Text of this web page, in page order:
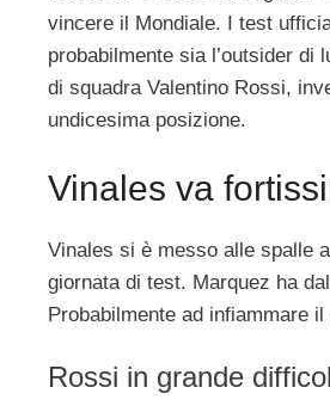
vincere il Mondiale. I test
probabilmente sia l’outsider di
di squadra Valentino Rossi,
undicesima posizione.
Vinales va
Vinales si è messo alle spalle
giornata di test. Marquez ha
Probabilmente ad infiammare
Rossi in grande